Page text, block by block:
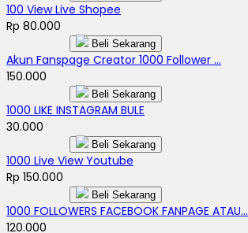
100 View Live Shopee
Rp 80.000
Beli Sekarang
Akun Fanspage Creator 1000 Follower ...
150.000
Beli Sekarang
1000 LIKE INSTAGRAM BULE
30.000
Beli Sekarang
1000 Live View Youtube
Rp 150.000
Beli Sekarang
1000 FOLLOWERS FACEBOOK FANPAGE ATAU...
120.000